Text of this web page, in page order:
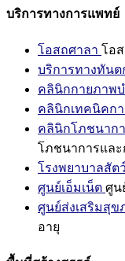
บริการทางการแพทย์
โอสถศาลา โอ
บริการทางทันต
คลินิกกายภาพ
คลินิกเทคนิคก
คลินิกโภชนาก
โภชนาการแล
โรงพยาบาลสัต
ศูนย์เอ็มเน็ต ศูน
ศูนย์ส่งเสริมสุข
อายุ